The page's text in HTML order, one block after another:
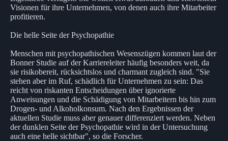
Visionen für ihre Unternehmen, von denen auch ihre Mitarbeiter
profitieren.
Die helle Seite der Psychopathie
Menschen mit psychopathischen Wesenszügen kommen laut der
Bonner Studie auf der Karriereleiter häufig besonders weit, da
sie risikobereit, rücksichtslos und charmant zugleich sind. "Sie
stehen aber im Ruf, schädlich für Unternehmen zu sein: Das
reicht von riskanten Entscheidungen über ignorierte
Anweisungen und die Schädigung von Mitarbeitern bis hin zum
Drogen- und Alkoholkonsum. Nach den Ergebnissen der
aktuellen Studie muss aber genauer differenziert werden. Neben
der dunklen Seite der Psychopathie wird in der Untersuchung
auch eine helle sichtbar", so die Forscher.